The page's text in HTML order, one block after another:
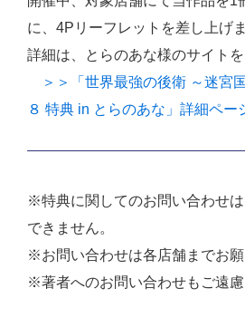
に、4Pリーフレットを差し上げま
詳細は、とらのあな様のサイトを
＞＞「世界最強の後衛 ～迷宮
８ 特典 in とらのあな」詳細ペー
※特典に関してのお問い合わせは
できません。
※お問い合わせは各店舗までお願
※著者へのお問い合わせもご遠慮